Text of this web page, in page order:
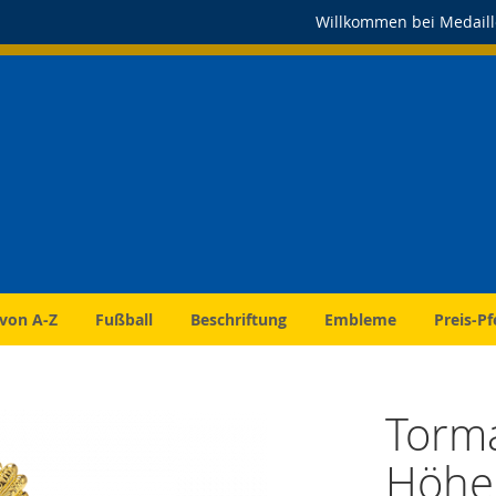
Willkommen bei
A-Z Fußball Beschriftung Embleme Preis-